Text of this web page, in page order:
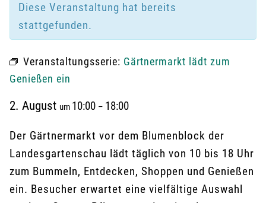
Diese Veranstaltung hat bereits
stattgefunden.
Veranstaltungsserie: Gärtnermarkt lädt zum
Genießen ein
2. August um 10:00 – 18:00
Der Gärtnermarkt vor dem Blumenblock der
Landesgartenschau lädt täglich von 10 bis 18 Uhr
zum Bummeln, Entdecken, Shoppen und Genießen
ein. Besucher erwartet eine vielfältige Auswahl